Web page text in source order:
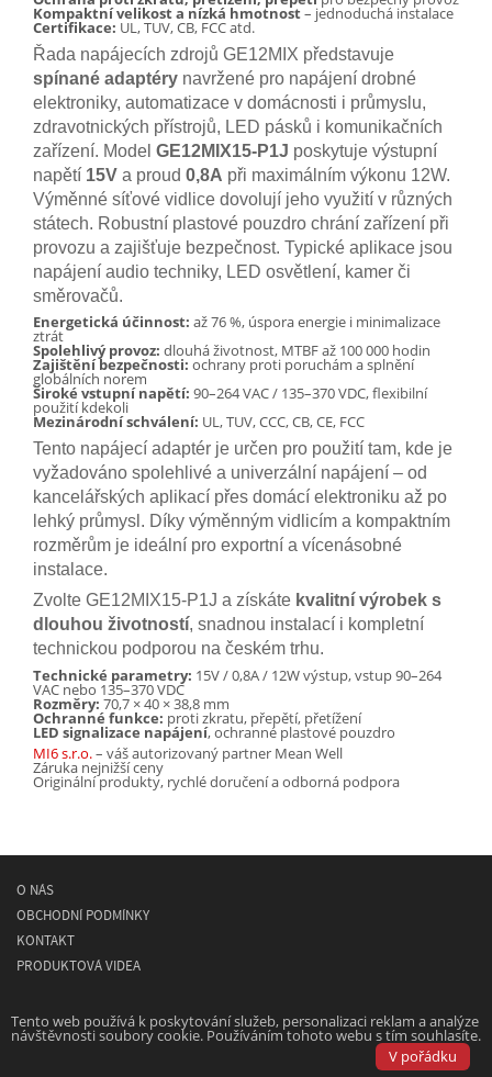
Kompaktní velikost a nízká hmotnost– jednoduchá instalace
Certifikace: UL, TUV, CB, FCC atd.
Řada napájecích zdrojů GE12MIX představuje
spínané adaptéry navržené pro napájení drobné
elektroniky, automatizace v domácnosti i průmyslu,
zdravotnických přístrojů, LED pásků i komunikačních
zařízení. Model GE12MIX15-P1J poskytuje výstupní
napětí 15V a proud 0,8A při maximálním výkonu 12W.
Výměnné síťové vidlice dovolují jeho využití v různých
státech. Robustní plastové pouzdro chrání zařízení při
provozu a zajišťuje bezpečnost. Typické aplikace jsou
napájení audio techniky, LED osvětlení, kamer či
směrovačů.
Energetická účinnost: až 76 %, úspora energie i minimalizace
ztrát
Spolehlivý provoz: dlouhá životnost, MTBF až 100 000 hodin
Zajištění bezpečnosti: ochrany proti poruchám a splnění
globálních norem
Široké vstupní napětí: 90–264 VAC / 135–370 VDC, flexibilní
použití kdekoli
Mezinárodní schválení: UL, TUV, CCC, CB, CE, FCC
Tento napájecí adaptér je určen pro použití tam, kde je
vyžadováno spolehlivé a univerzální napájení – od
kancelářských aplikací přes domácí elektroniku až po
lehký průmysl. Díky výměnným vidlicím a kompaktním
rozměrům je ideální pro exportní a vícenásobné
instalace.
Zvolte GE12MIX15-P1J a získáte kvalitní výrobek s
dlouhou životností, snadnou instalací i kompletní
technickou podporou na českém trhu.
Technické parametry: 15V / 0,8A / 12W výstup, vstup 90–264
VAC nebo 135–370 VDC
Rozměry: 70,7 × 40 × 38,8 mm
Ochranné funkce: proti zkratu, přepětí, přetížení
LED signalizace napájení, ochranné plastové pouzdro
MI6 s.r.o.– váš autorizovaný partner Mean Well
Záruka nejnižší ceny
Originální produkty, rychlé doručení a odborná podpora
O NÁS
OBCHODNÍ PODMÍNKY
KONTAKT
PRODUKTOVÁ VIDEA
Powered by
Designed by
Tento web používá k poskytování služeb, personalizaci reklam a analýze
návštěvnosti soubory cookie. Používáním tohoto webu s tím souhlasíte.
V pořádku